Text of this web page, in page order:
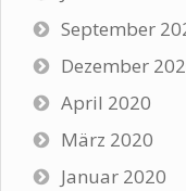
September
Dezember
April 2020
März 2020
Januar 2020